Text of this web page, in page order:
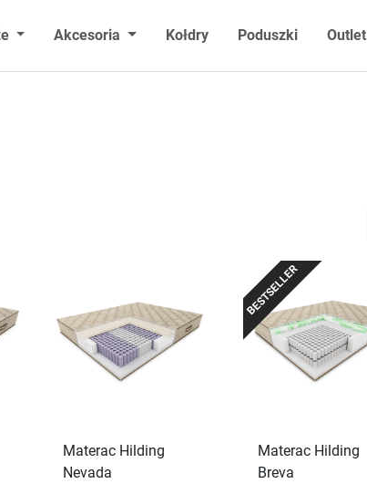
Akcesoria Kołdry Poduszki Outlet
Materac Hilding
Nevada
BESTSELLER
Materac Hilding
Breva